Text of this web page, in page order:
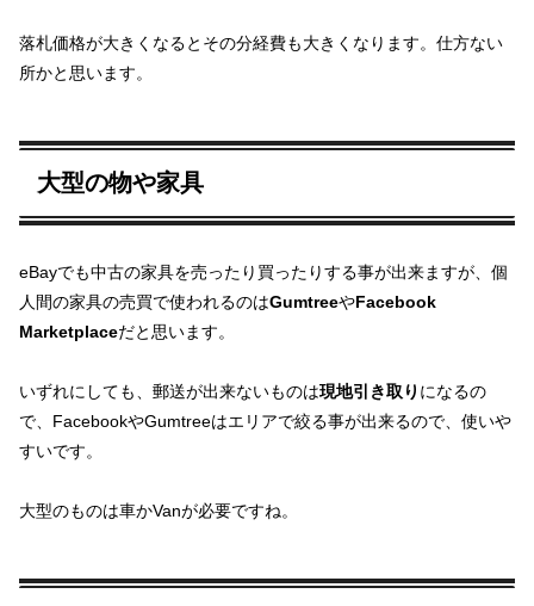
落札価格が大きくなるとその分経費も大きくなります。仕方ない
所かと思います。
大型の物や家具
eBayでも中古の家具を売ったり買ったりする事が出来ますが、個
人間の家具の売買で使われるのはGumtreeやFacebook
Marketplaceだと思います。
いずれにしても、郵送が出来ないものは現地引き取り になるの
で、FacebookやGumtreeはエリアで絞る事が出来るので、使いや
すいです。
大型のものは車かVanが必要ですね。